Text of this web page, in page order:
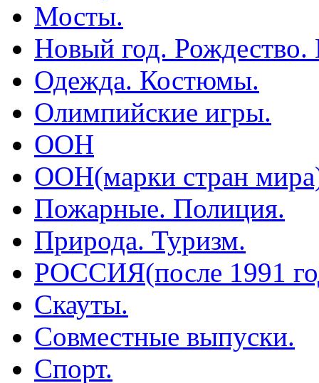
Мосты.
Новый год. Рождество.
Одежда. Костюмы.
Олимпийские игры.
ООН
ООН(марки стран
Пожарные. Полиция.
Природа. Туризм.
РОССИЯ(после 1991
Скауты.
Совместные выпуски.
Спорт.